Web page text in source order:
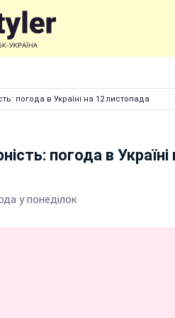
погода в Україні на 12 листопада
погода в Україні
у понеділок